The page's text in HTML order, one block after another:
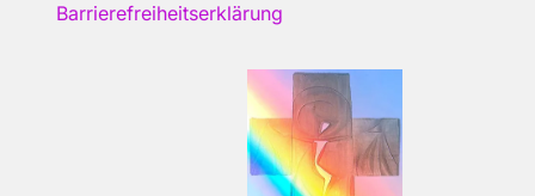
Barrierefreiheitserklärung